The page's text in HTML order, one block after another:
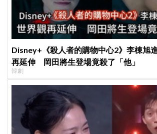
Disney+《殺人者的購物中心2》李棟旭
再延伸 岡田將生登場竟殺了「他」
韓劇